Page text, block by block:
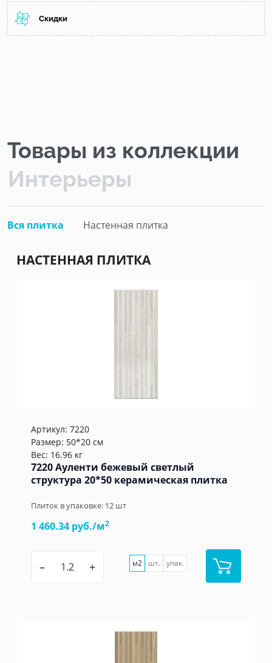
Скидки
Товары из коллекции
Интерьеры
Вся плитка Настенная плитка
НАСТЕННАЯ ПЛИТКА
Артикул: 7220
Размер: 50*20 см
Вес: 16.96 кг
7220 Ауленти бежевый светлый
структура 20*50 керамическая плитка
Плиток в упаковке: 12 шт
1 460.34 руб./м2
– + м2 шт. упак.